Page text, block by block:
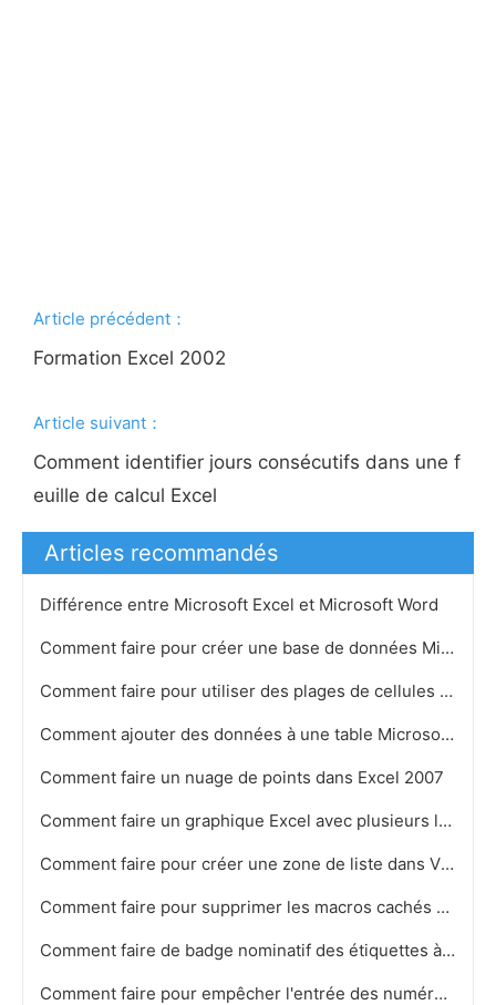
Article précédent：
Formation Excel 2002
Article suivant：
Comment identifier jours consécutifs dans une f
euille de calcul Excel
Articles recommandés
Différence entre Microsoft Excel et Microsoft Word
Comment faire pour créer une base de données Microsoft Access
Comment faire pour utiliser des plages de cellules dans Excel Formules
Comment ajouter des données à une table Microsoft Access
Comment faire un nuage de points dans Excel 2007
Comment faire un graphique Excel avec plusieurs légendes
Comment faire pour créer une zone de liste dans VB partir d'une feuille Excel
Comment faire pour supprimer les macros cachés dans une feuille de calcul Excel
Comment faire de badge nominatif des étiquettes à partir d'une liste Excel
Comment faire pour empêcher l'entrée des numéros de série dupliqués dans un formulaire Microsof…